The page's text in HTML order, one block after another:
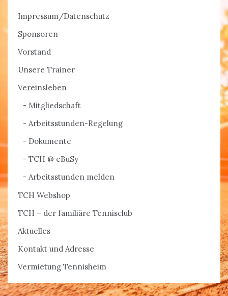
Impressum/Datenschutz
Sponsoren
Vorstand
Unsere Trainer
Vereinsleben
Mitgliedschaft
Arbeitsstunden-Regelung
Dokumente
TCH @ eBuSy
Arbeitsstunden melden
TCH Webshop
TCH – der familiäre Tennisclub
Aktuelles
Kontakt und Adresse
Vermietung Tennisheim